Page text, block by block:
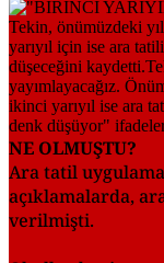
NE OLMUŞTU?
Ara tatil
açıklamalarda,
verilmişti.